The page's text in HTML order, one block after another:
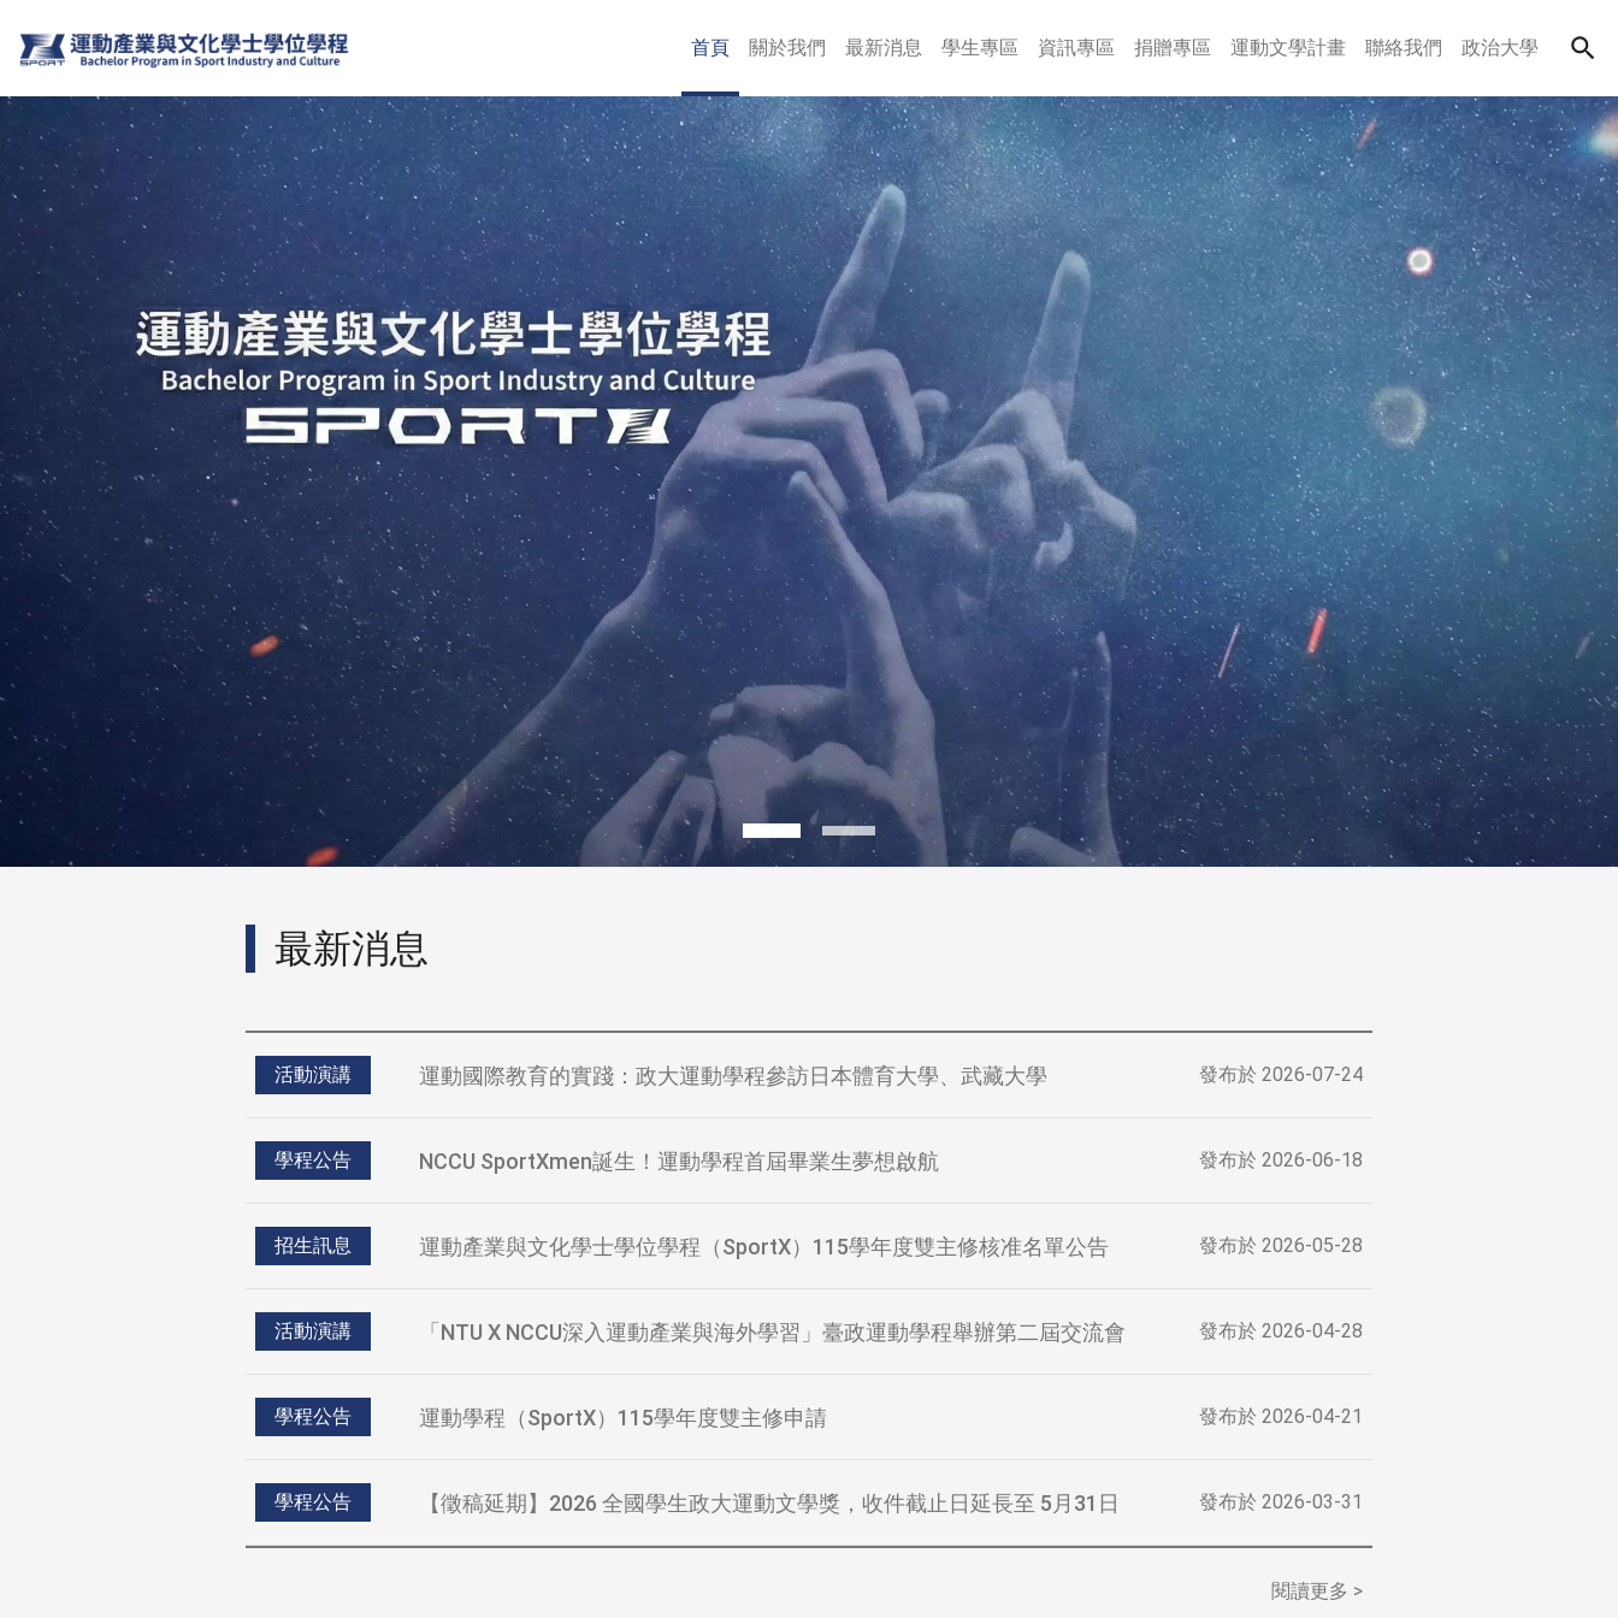
內
首頁 關於我們 最新消息 學生專區 資訊專區 捐贈專區 運動文學計畫 聯絡我們 政治大學
最新消息
活動演講 運動國際教育的實踐：政大運動學程參訪日本體育大學、武藏大學 發布於 2026-07-24
學程公告 NCCU SportXmen誕生！運動學程首屆畢業生夢想啟航 發布於 2026-06-18
招生訊息 運動產業與文化學士學位學程（SportX）115學年度雙主修核准名單公告 發布於 2026-05-28
活動演講 「NTU X NCCU深入運動產業與海外學習」臺政運動學程舉辦第二屆交流會 發布於 2026-04-28
學程公告 運動學程（SportX）115學年度雙主修申請 發布於 2026-04-21
學程公告 【徵稿延期】2026 全國學生政大運動文學獎，收件截止日延長至 5月31日 發布於 2026-03-31
閱讀更多 >